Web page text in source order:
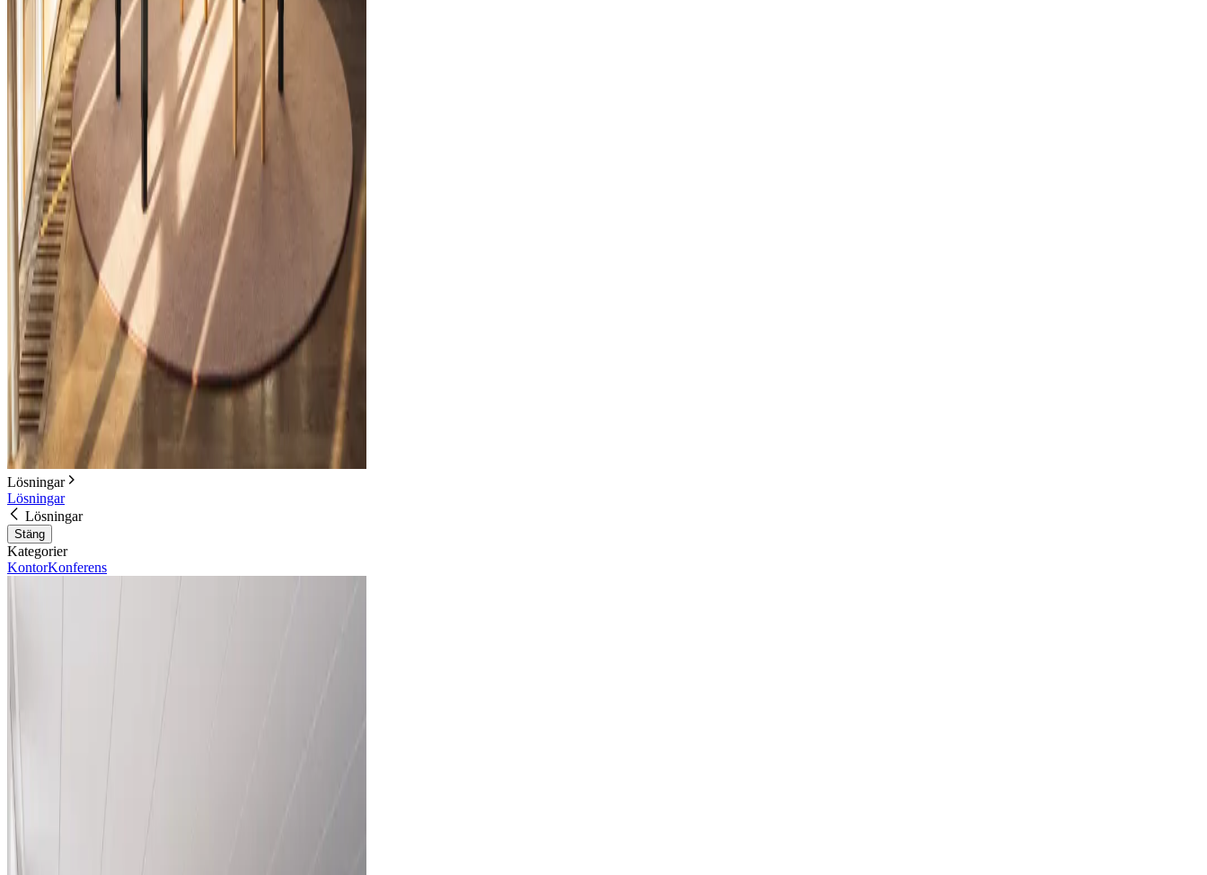
Lösningar
Lösningar
Lösningar
Stäng
Kategorier
KontorKonferens